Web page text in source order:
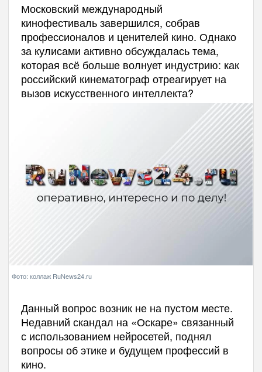
Московский международный
кинофестиваль завершился, собрав
профессионалов и ценителей кино. Однако
за кулисами активно обсуждалась тема,
которая всё больше волнует индустрию: как
российский кинематограф отреагирует на
вызов искусственного интеллекта?
Фото: коллаж RuNews24.ru
Данный вопрос возник не на пустом месте.
Недавний скандал на «Оскаре» связанный
с использованием нейросетей, поднял
вопросы об этике и будущем профессий в
кино.